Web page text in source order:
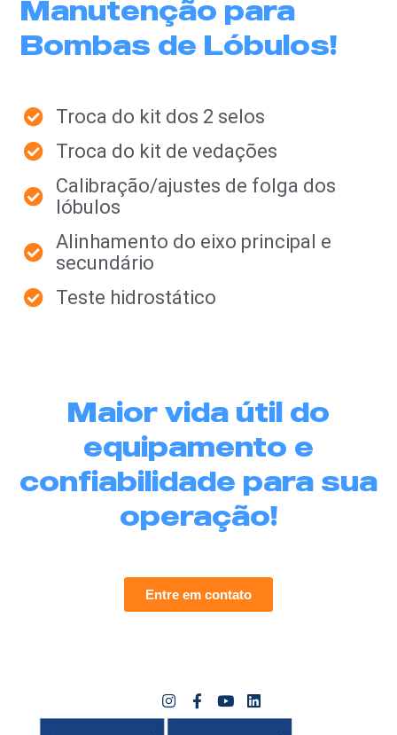
Manutenção para
Bombas de Lóbulos!
Troca do kit dos 2 selos
Troca do kit de vedações
Calibração/ajustes de folga dos
lóbulos
Alinhamento do eixo principal e
secundário
Teste hidrostático
Maior vida útil do
equipamento e
confiabilidade para sua
operação!
Entre em contato
I
n
F
a
Y
o
L
i